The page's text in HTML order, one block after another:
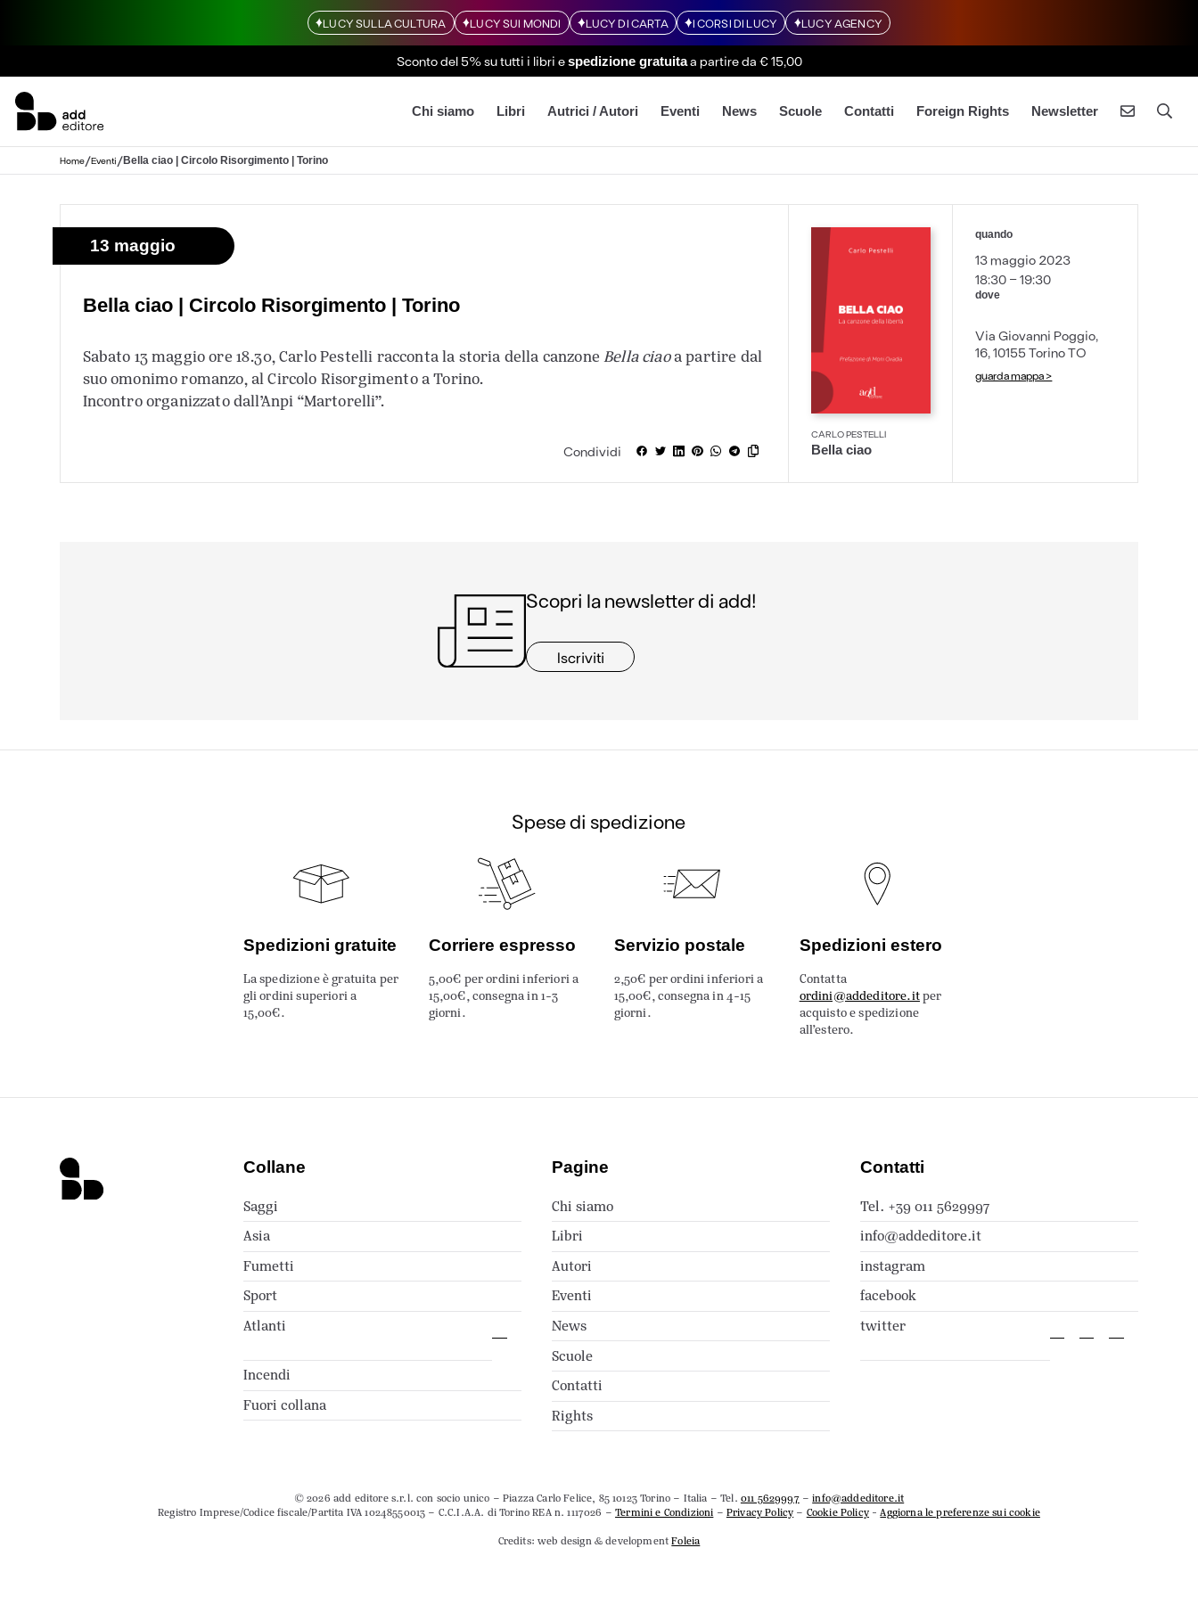
LUCY SULLA CULTURA LUCY SUI MONDI LUCY DI CARTA I CORSI DI LUCY LUCY AGENCY
Sconto del 5% su tutti i libri espedizione gratuitaa partire da € 15,00
Chi siamo Libri Autrici / Autori Eventi News Scuole Contatti Foreign Rights Newsletter
Home/Eventi/Bella ciao | Circolo Risorgimento | Torino
13 maggio
Bella ciao | Circolo Risorgimento | Torino
Sabato 13 maggio ore 18.30, Carlo Pestelli racconta la storia della canzoneBella ciaoa partire dal
suo omonimo romanzo, al Circolo Risorgimento a Torino.
Incontro organizzato dall’Anpi “Martorelli”.
Condividi
CARLO PESTELLI
Bella ciao
quando
13 maggio 2023
18:30 - 19:30
dove
Via Giovanni Poggio,
16, 10155 Torino TO
guarda mappa >
Scopri la newsletter di add!
Iscriviti
Spese di spedizione
Spedizioni gratuite
La spedizione è gratuita per
gli ordini superiori a
15,00€.
Corriere espresso
5,00€ per ordini inferiori a
15,00€, consegna in 1-3
giorni.
Servizio postale
2,50€ per ordini inferiori a
15,00€, consegna in 4-15
giorni.
Spedizioni estero
Contatta
ordini@addeditore.itper
acquisto e spedizione
all’estero.
Collane
Saggi
Asia
Fumetti
Sport
Atlanti
Incendi
Fuori collana
Pagine
Chi siamo
Libri
Autori
Eventi
News
Scuole
Contatti
Rights
Contatti
Tel. +39 011 5629997
info@addeditore.it
instagram
facebook
twitter
© 2026 add editore s.r.l. con socio unico – Piazza Carlo Felice, 85 10123 Torino – Italia – Tel. 011 5629997–info@addeditore.it
Registro Imprese/Codice fiscale/Partita IVA 10248550013 – C.C.I.A.A. di Torino REA n. 1117026 –Termini e Condizioni – Privacy Policy – Cookie Policy-Aggiorna le preferenze sui cookie
Credits: web design & developmentFoleia